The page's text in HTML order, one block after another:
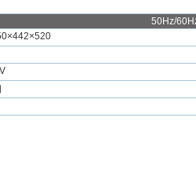
50Hz/